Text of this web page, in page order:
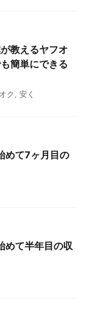
教えるヤフオ
簡単にできる
ク, 安く
めて7ヶ月目の
て半年目の収